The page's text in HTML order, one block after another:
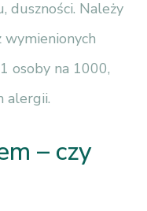
duszności. Należy
wymienionych
osoby na 1000,
alergii.
– czy